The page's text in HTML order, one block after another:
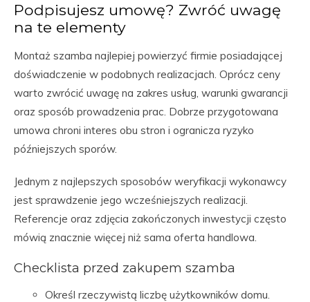
Podpisujesz umowę? Zwróć uwagę
na te elementy
Montaż szamba najlepiej powierzyć firmie posiadającej
doświadczenie w podobnych realizacjach. Oprócz ceny
warto zwrócić uwagę na zakres usług, warunki gwarancji
oraz sposób prowadzenia prac. Dobrze przygotowana
umowa chroni interes obu stron i ogranicza ryzyko
późniejszych sporów.
Jednym z najlepszych sposobów weryfikacji wykonawcy
jest sprawdzenie jego wcześniejszych realizacji.
Referencje oraz zdjęcia zakończonych inwestycji często
mówią znacznie więcej niż sama oferta handlowa.
Checklista przed zakupem szamba
Określ rzeczywistą liczbę użytkowników domu.